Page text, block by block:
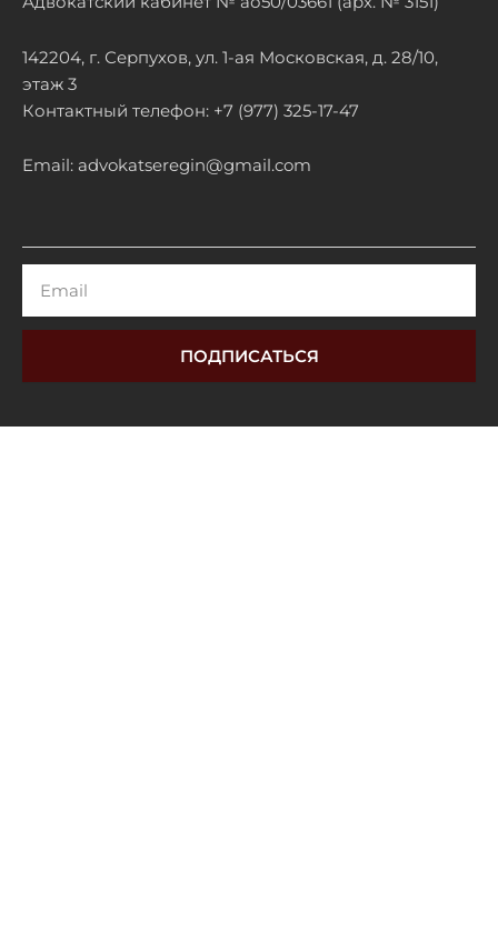
142204, г. Серпухов, ул. 1-ая Московская, д. 28/10,
этаж 3
Контактный телефон: +7 (977) 325-17-47
Email: advokatseregin@gmail.com
ПОДПИСАТЬСЯ